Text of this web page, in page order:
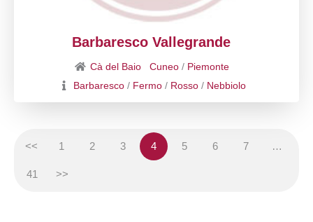
Barbaresco Vallegrande
Cà del Baio Cuneo / Piemonte
Barbaresco / Fermo / Rosso / Nebbiolo
<< 1 2 3 4 5 6 7 …
41 >>